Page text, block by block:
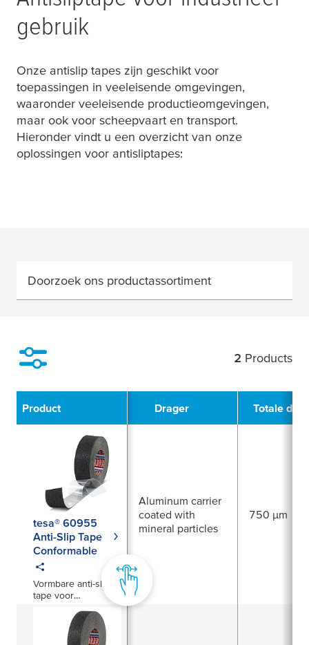
gebruik
Onze antislip tapes zijn geschikt voor
toepassingen in veeleisende omgevingen,
waaronder veeleisende productieomgevingen,
maar ook voor scheepvaart en transport.
Hieronder vindt u een overzicht van onze
oplossingen voor antisliptapes:
Doorzoek ons productassortiment
2 Products
Product Drager Totale
tesa® 60955
Anti-Slip Tape
Conformable
Vormbare anti-slip
tape voor
oppervlakken
Aluminum carrier
coated with
mineral particles
750 µm